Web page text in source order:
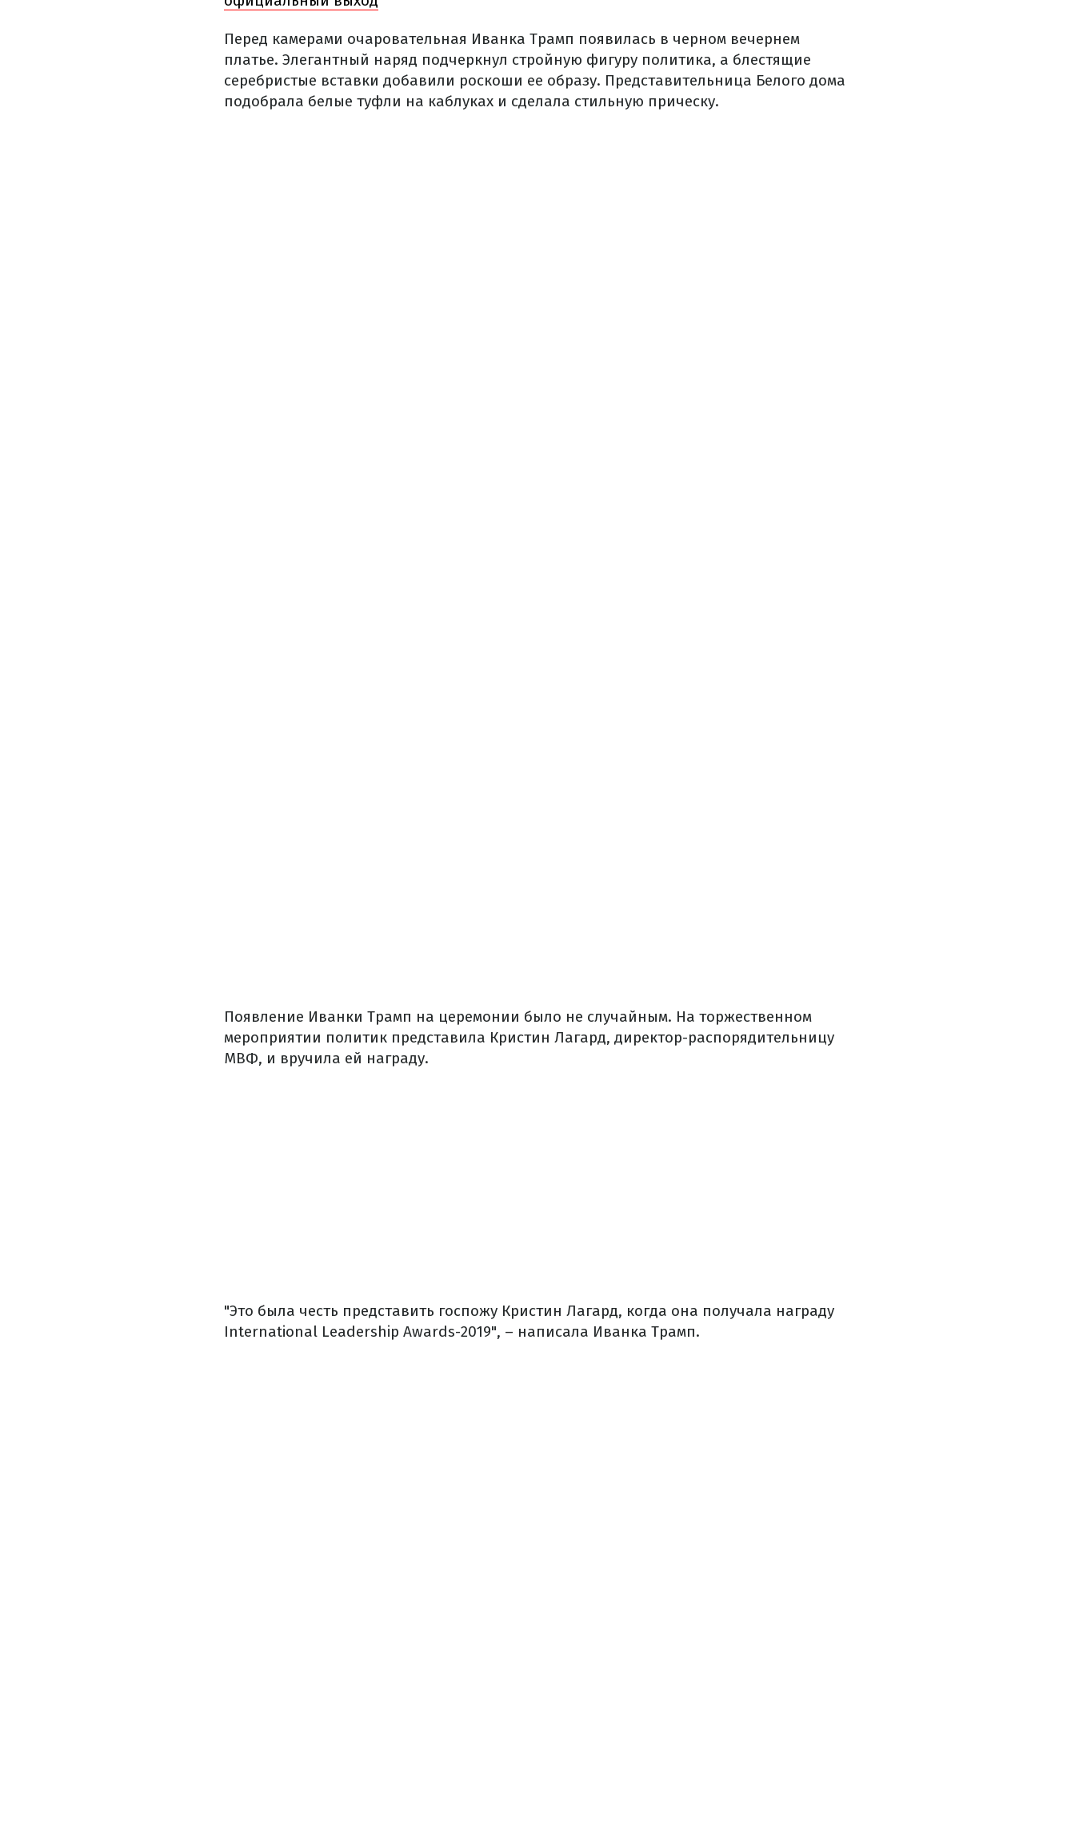
Перед камерами очаровательная Иванка Трамп появилась в черном вечернем
платье. Элегантный наряд подчеркнул стройную фигуру политика, а блестящие
серебристые вставки добавили роскоши ее образу. Представительница Белого дома
подобрала белые туфли на каблуках и сделала стильную прическу.
Появление Иванки Трамп на церемонии было не случайным. На торжественном
мероприятии политик представила Кристин Лагард, директор-распорядительницу
МВФ, и вручила ей награду.
"Это была честь представить госпожу Кристин Лагард, когда она получала награду
International Leadership Awards-2019", – написала Иванка Трамп.